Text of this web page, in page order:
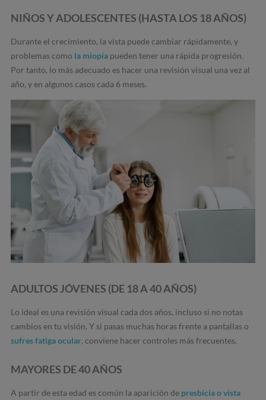
NIÑOS Y ADOLESCENTES (HASTA LOS 18 AÑOS)
Durante el crecimiento, la vista puede cambiar rápidamente, y
problemas como la miopía pueden tener una rápida progresión.
Por tanto, lo más adecuado es hacer una revisión visual una vez al
año, y en algunos casos cada 6 meses.
ADULTOS JÓVENES (DE 18 A 40 AÑOS)
Lo ideal es una revisión visual cada dos años, incluso si no notas
cambios en tu visión. Y si pasas muchas horas frente a pantallas o
sufres fatiga ocular, conviene hacer controles más frecuentes.
MAYORES DE 40 AÑOS
A partir de esta edad es común la aparición de presbicia o vista